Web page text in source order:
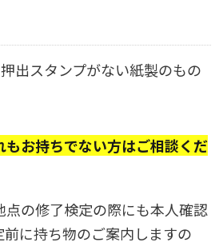
出スタンプがない紙製のもの
もお持ちでない方はご相談くだ
点の修了検定の際にも本人確認
に持ち物のご案内しますの